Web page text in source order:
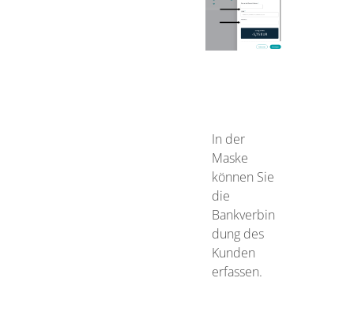
In der
Maske
können Sie
die
Bankverbin
dung des
Kunden
erfassen.